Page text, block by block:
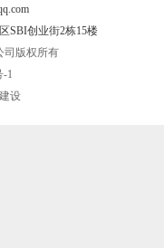
SBI创业街2栋15楼
司版权所有
-1
设